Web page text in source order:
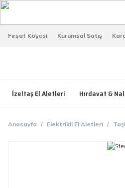
Fırsat Köşesi Kurumsal Satış
İzeltaş El Aletleri Hırdavat &
Anasayfa Elektrikli El Aletleri